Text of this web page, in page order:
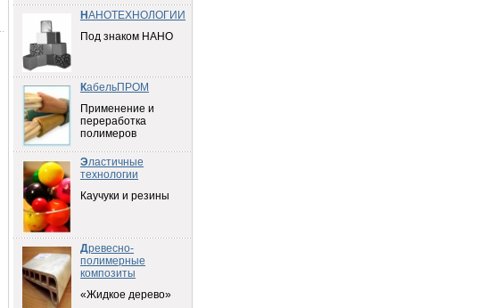
Н АНОТЕХНОЛОГИИ
Под знаком НАНО
КабельПРОМ
Применение и
переработка
полимеров
Эластичные
технологии
Каучуки и резины
Древесно-
полимерные
композиты
«Жидкое дерево»